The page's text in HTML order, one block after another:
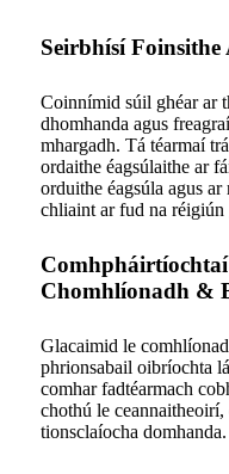
Seirbhísí
Coinnímid súil ghéar ar
dhomhanda agus
mhargadh. Tá téarmaí
ordaithe éagsúlaithe ar
orduithe éagsúla agus
chliaint ar fud na réigiún
Chomhlíonadh &
Glacaimid le
phrionsabail oibríochta
comhar fadtéarmach
chothú le
tionsclaíocha domhanda.